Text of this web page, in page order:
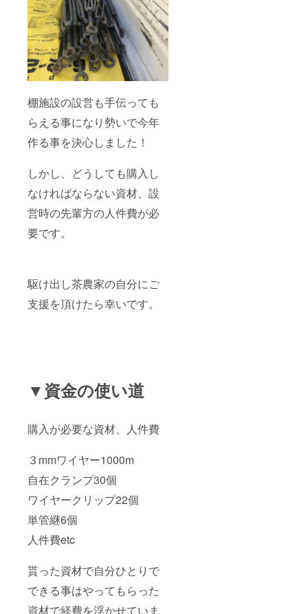
棚施設の設営も手伝っても
らえる事になり勢いで今年
作る事を決心しました！
しかし、どうしても購入し
なければならない資材、設
営時の先輩方の人件費が必
要です。
駆け出し茶農家の自分にご
支援を頂けたら幸いです。
▼資金の使い道
購入が必要な資材、人件費
３mmワイヤー1000m
自在クランプ30個
ワイヤークリップ22個
単管継6個
人件費etc
貰った資材で自分ひとりで
できる事はやってもらった
資材で経費を浮かせていま